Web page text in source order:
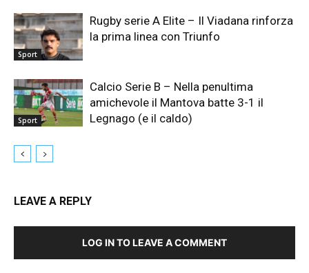
Sport
Rugby serie A Elite – Il Viadana rinforza
la prima linea con Triunfo
Sport
Calcio Serie B – Nella penultima
amichevole il Mantova batte 3-1 il
Legnago (e il caldo)
LEAVE A REPLY
LOG IN TO LEAVE A COMMENT